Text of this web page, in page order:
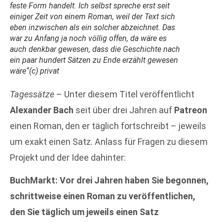
feste Form handelt. Ich selbst spreche erst seit
einiger Zeit von einem Roman, weil der Text sich
eben inzwischen als ein solcher abzeichnet. Das
war zu Anfang ja noch völlig offen, da wäre es
auch denkbar gewesen, dass die Geschichte nach
ein paar hundert Sätzen zu Ende erzählt gewesen
wäre“(c) privat
Tagessätze – Unter diesem Titel veröffentlicht
Alexander Bach seit über drei Jahren auf Patreon
einen Roman, den er täglich fortschreibt – jeweils
um exakt einen Satz. Anlass für Fragen zu diesem
Projekt und der Idee dahinter:
BuchMarkt: Vor drei Jahren haben Sie begonnen,
schrittweise einen Roman zu veröffentlichen,
den Sie täglich um jeweils einen Satz